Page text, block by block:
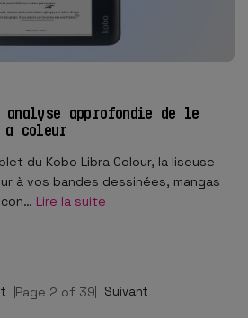
approfondie de le
coleur
du Kobo Libra Colour, la liseuse
à vos bandes dessinées, mangas
Lire la suite
Page 2 of 39 Suivant